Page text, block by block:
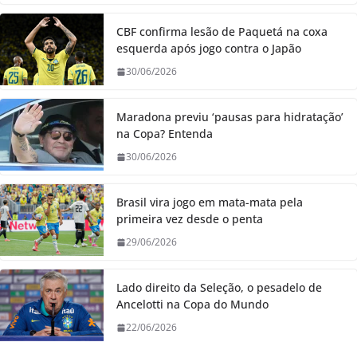
CBF confirma lesão de Paquetá na coxa
esquerda após jogo contra o Japão
30/06/2026
Maradona previu ‘pausas para hidratação’
na Copa? Entenda
30/06/2026
Brasil vira jogo em mata-mata pela
primeira vez desde o penta
29/06/2026
Lado direito da Seleção, o pesadelo de
Ancelotti na Copa do Mundo
22/06/2026